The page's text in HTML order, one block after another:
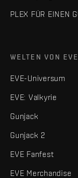
PLEX FÜR EINEN
WELTEN VON EVE
EVE-Universum
EVE: Valkyrie
Gunjack
Gunjack 2
EVE Fanfest
EVE Merchandise